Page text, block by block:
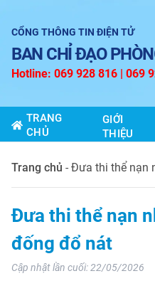
CỔNG THÔNG TIN ĐIỆN TỬ
BAN CHỈ ĐẠO
Hotline: 069 928 816 | 069
TRANG
CHỦ
GIỚI
THIỆU
Trang chủ - Đưa thi thể nạn
Đưa thi thể nạn
đống đổ nát
Cập nhật lần cuối: 22/05/2026